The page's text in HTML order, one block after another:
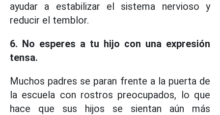
ayudar a estabilizar el sistema nervioso y
reducir el temblor.
6. No esperes a tu hijo con una expresión
tensa.
Muchos padres se paran frente a la puerta de
la escuela con rostros preocupados, lo que
hace que sus hijos se sientan aún más